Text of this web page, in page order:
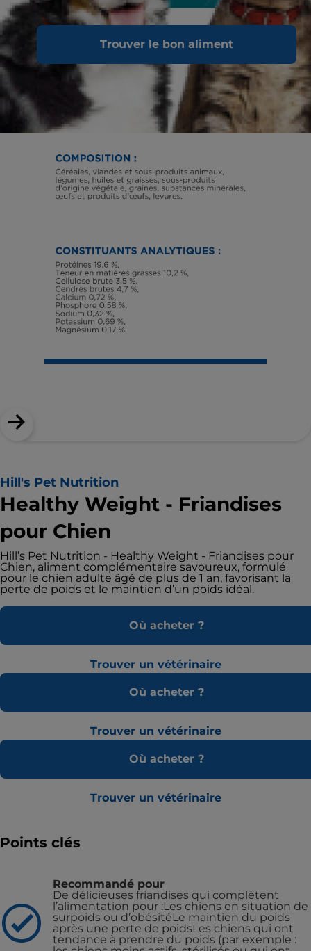
Trouver le bon aliment
Hill's Pet Nutrition
Healthy Weight - Friandises
pour Chien
Hill’s Pet Nutrition - Healthy Weight - Friandises pour
Chien, aliment complémentaire savoureux, formulé
pour le chien adulte âgé de plus de 1 an, favorisant la
perte de poids et le maintien d’un poids idéal.
Où acheter ?
Trouver un vétérinaire
Où acheter ?
Trouver un vétérinaire
Où acheter ?
Trouver un vétérinaire
Points clés
Recommandé pour
De délicieuses friandises qui complètent
l’alimentation pour :Les chiens en situation de
surpoids ou d’obésitéLe maintien du poids
après une perte de poidsLes chiens qui ont
tendance à prendre du poids (par exemple :